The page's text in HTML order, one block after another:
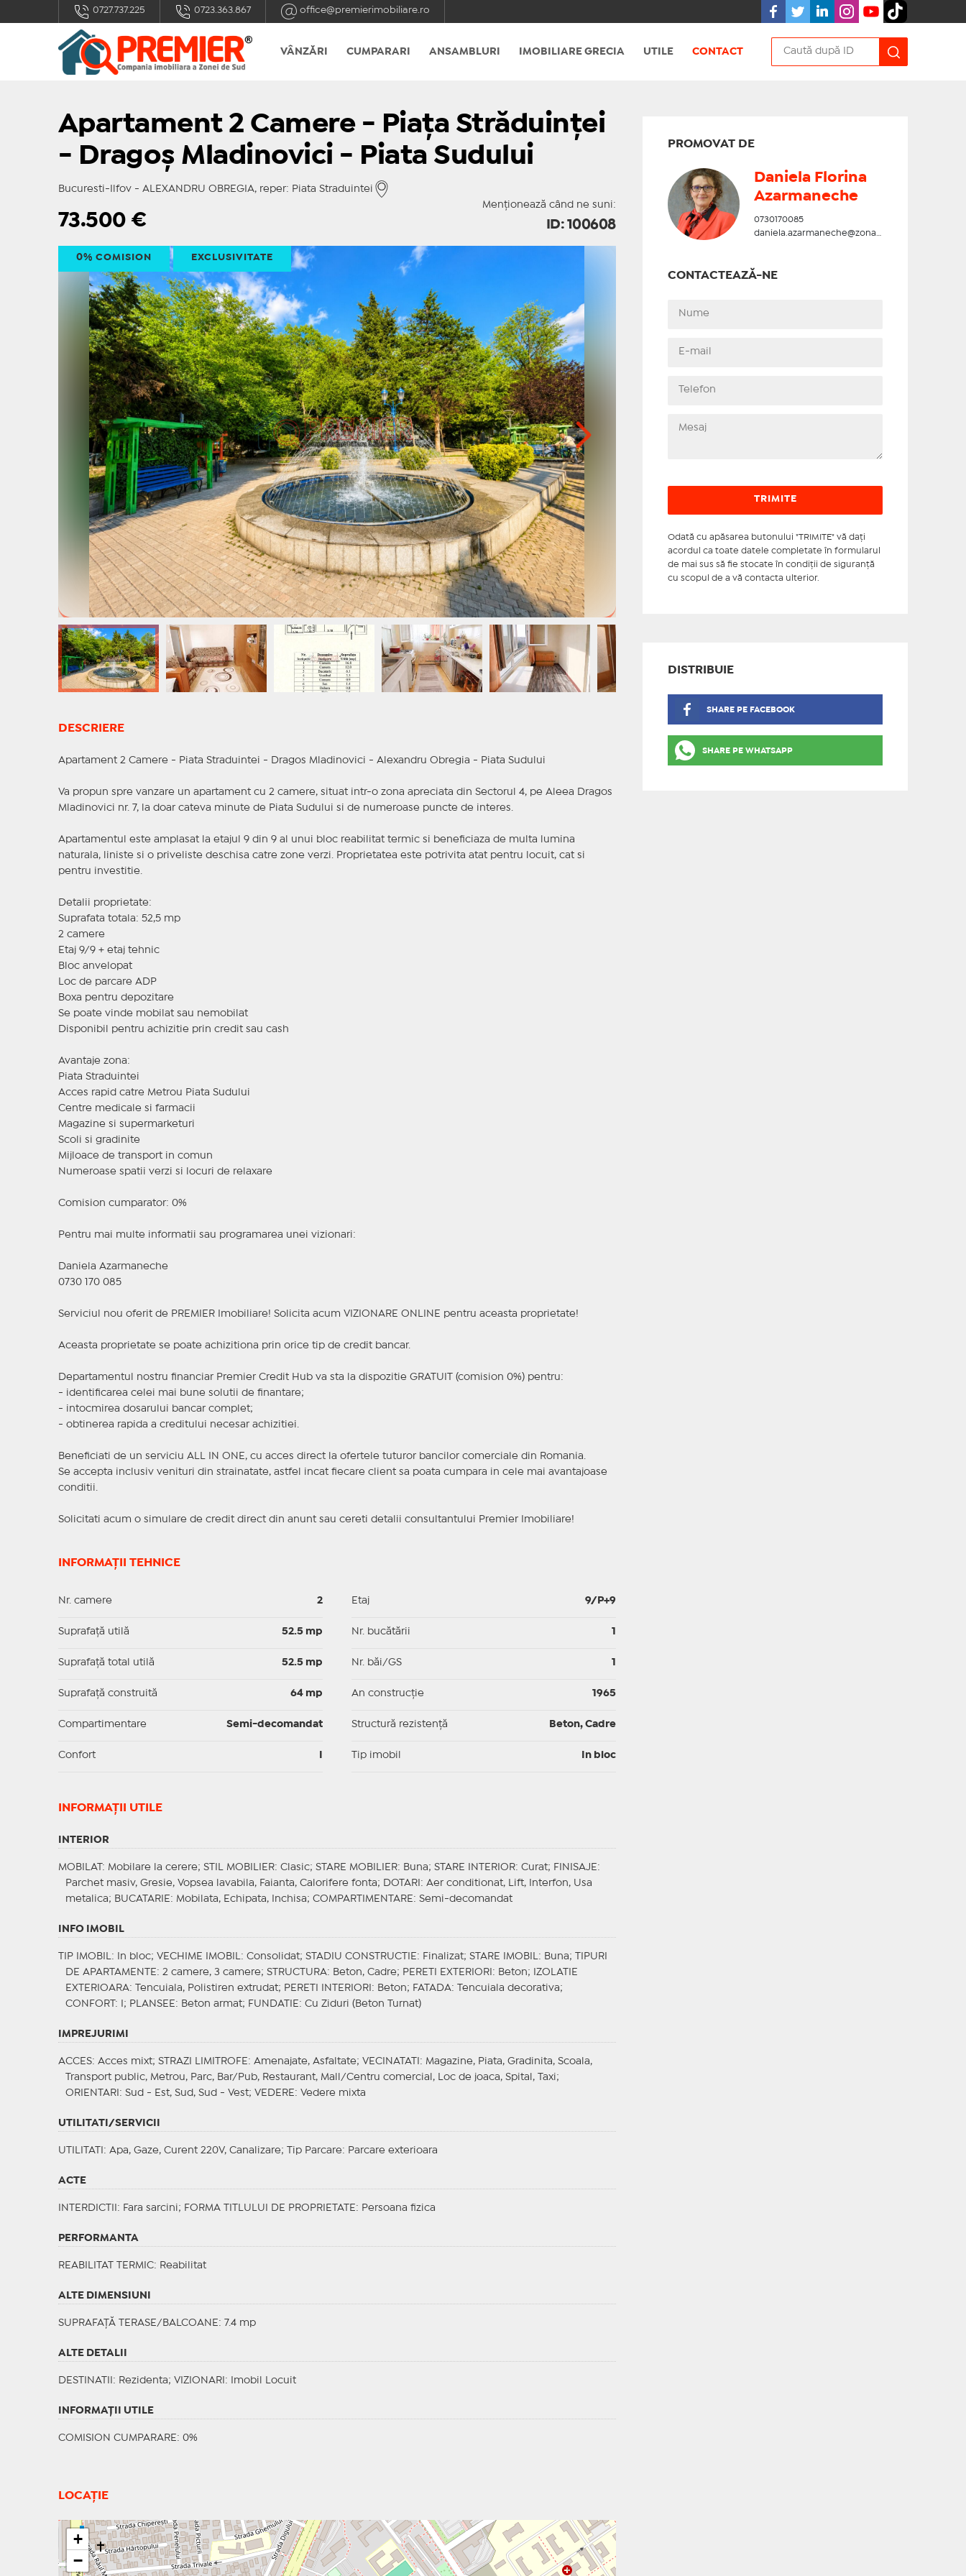
0727.737.225 0723.363.867 office@premierimobiliare.ro
VÂNZĂRI CUMPARARI ANSAMBLURI IMOBILIARE GRECIA UTILE CONTACT
Apartament 2 Camere - Piața Străduinței
- Dragoș Mladinovici - Piata Sudului
Bucuresti-Ilfov - ALEXANDRU OBREGIA, reper: Piata Straduintei
Menționează când ne suni:
73.500€ ID: 100608
0% COMISION EXCLUSIVITATE
DESCRIERE
Apartament 2 Camere - Piata Straduintei - Dragos Mladinovici - Alexandru Obregia - Piata Sudului
Va propun spre vanzare un apartament cu 2 camere, situat intr-o zona apreciata din Sectorul 4, pe Aleea Dragos
Mladinovici nr. 7, la doar cateva minute de Piata Sudului si de numeroase puncte de interes.
Apartamentul este amplasat la etajul 9 din 9 al unui bloc reabilitat termic si beneficiaza de multa lumina
naturala, liniste si o priveliste deschisa catre zone verzi. Proprietatea este potrivita atat pentru locuit, cat si
pentru investitie.
Detalii proprietate:
Suprafata totala: 52,5 mp
2 camere
Etaj 9/9 + etaj tehnic
Bloc anvelopat
Loc de parcare ADP
Boxa pentru depozitare
Se poate vinde mobilat sau nemobilat
Disponibil pentru achizitie prin credit sau cash
Avantaje zona:
Piata Straduintei
Acces rapid catre Metrou Piata Sudului
Centre medicale si farmacii
Magazine si supermarketuri
Scoli si gradinite
Mijloace de transport in comun
Numeroase spatii verzi si locuri de relaxare
Comision cumparator: 0%
Pentru mai multe informatii sau programarea unei vizionari:
Daniela Azarmaneche
0730 170 085
Serviciul nou oferit de PREMIER Imobiliare! Solicita acum VIZIONARE ONLINE pentru aceasta proprietate!
Aceasta proprietate se poate achizitiona prin orice tip de credit bancar.
Departamentul nostru financiar Premier Credit Hub va sta la dispozitie GRATUIT (comision 0%) pentru:
- identificarea celei mai bune solutii de finantare;
- intocmirea dosarului bancar complet;
- obtinerea rapida a creditului necesar achizitiei.
Beneficiati de un serviciu ALL IN ONE, cu acces direct la ofertele tuturor bancilor comerciale din Romania.
Se accepta inclusiv venituri din strainatate, astfel incat fiecare client sa poata cumpara in cele mai avantajoase
conditii.
Solicitati acum o simulare de credit direct din anunt sau cereti detalii consultantului Premier Imobiliare!
INFORMAȚII TEHNICE
Nr. camere 2
Suprafaţă utilă 52.5 mp
Suprafaţă total utilă 52.5 mp
Suprafaţă construită 64 mp
Compartimentare Semi-decomandat
Confort
Etaj 9/P+9
Nr. bucătării
Nr. băi/GS
An construcție 1965
Structură rezistență Beton, Cadre
Tip imobil In bloc
INFORMAŢII UTILE
INTERIOR
MOBILAT : Mobilare la cerere; STIL MOBILIER: Clasic; STARE MOBILIER: Buna; STARE INTERIOR: Curat; FINISAJE :
Parchet masiv, Gresie, Vopsea lavabila, Faianta, Calorifere fonta;
DOTARI : Aer conditionat, Lift, Interfon, Usa
metalica; BUCATARIE : Mobilata, Echipata, Inchisa; COMPARTIMENTARE : Semi-decomandat
INFO IMOBIL
TIP IMOBIL : In bloc; VECHIME IMOBIL : Consolidat; STADIU CONSTRUCTIE : Finalizat; STARE IMOBIL : Buna;
TIPURI
DE APARTAMENTE : 2 camere, 3 camere; STRUCTURA: Beton, Cadre; PERETI EXTERIORI : Beton;
IZOLATIE
EXTERIOARA: Tencuiala, Polistiren extrudat; PERETI INTERIORI : Beton; FATADA: Tencuiala decorativa;
CONFORT
: I; PLANSEE : Beton armat; FUNDATIE : Cu Ziduri (Beton Turnat)
IMPREJURIMI
ACCES: Acces mixt; STRAZI LIMITROFE : Amenajate, Asfaltate; VECINATATI
: Magazine, Piata, Gradinita, Scoala,
Transport public, Metrou, Parc, Bar/Pub, Restaurant, Mall/Centru comercial, Loc de joaca, Spital, Taxi;
ORIENTARI : Sud - Est, Sud, Sud - Vest; VEDERE : Vedere mixta
UTILITATI/SERVICII
UTILITATI : Apa, Gaze, Curent 220V, Canalizare; Tip Parcare: Parcare exterioara
ACTE
INTERDICTII : Fara sarcini; FORMA TITLULUI DE PROPRIETATE : Persoana fizica
PERFORMANTA
REABILITAT TERMIC: Reabilitat
ALTE DIMENSIUNI
SUPRAFAȚĂ TERASE/BALCOANE: 7.4 mp
ALTE DETALII
DESTINATII : Rezidenta; VIZIONARI : Imobil Locuit
INFORMAŢII UTILE
COMISION CUMPARARE: 0%
LOCAȚIE
+
−
PROMOVAT DE
Daniela Florina
Azarmaneche
0730170085
CONTACTEAZĂ-NE
Odată cu apăsarea butonului "TRIMITE" vă daţi
acordul ca toate datele completate în formularul
de mai sus să fie stocate în condiţii de siguranţă
cu scopul de a vă contacta ulterior.
DISTRIBUIE
SHARE PE FACEBOOK
SHARE PE WHATSAPP